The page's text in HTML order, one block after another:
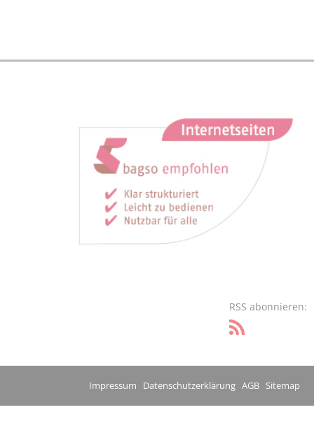
RSS abonnieren:
Impressum Datenschutzerklärung AGB Sitemap